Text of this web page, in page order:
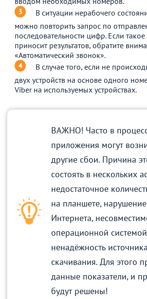
В ситуации нерабочего
можно повторить запрос по
последовательности цифр. Если
приносит результатов, обратите
«Автоматический звонок».
В случае того, если не
двух устройств на основе одного
Viber на используемых устройствах.
ВАЖНО! Часто в
приложения могут
другие сбои. Причина
состоять в нескольких
недостаточное
на планшете,
Интернета,
операционной
ненадёжность источника
скачивания. Для этого
данные показатели, и
будут решены!